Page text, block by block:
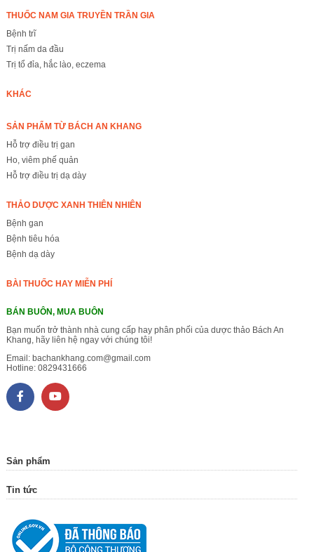
THUỐC NAM GIA TRUYỀN TRẦN GIA
Bệnh trĩ
Trị nấm da đầu
Trị tổ đỉa, hắc lào, eczema
KHÁC
SẢN PHẨM TỪ BÁCH AN KHANG
Hỗ trợ điều trị gan
Ho, viêm phế quản
Hỗ trợ điều trị dạ dày
THẢO DƯỢC XANH THIÊN NHIÊN
Bệnh gan
Bệnh tiêu hóa
Bệnh dạ dày
BÀI THUỐC HAY MIỄN PHÍ
BÁN BUÔN, MUA BUÔN
Bạn muốn trở thành nhà cung cấp hay phân phối của dược thảo Bách An
Khang, hãy liên hệ ngay với chúng tôi!
Email: bachankhang.com@gmail.com
Hotline: 0829431666
Sản phẩm
Tin tức